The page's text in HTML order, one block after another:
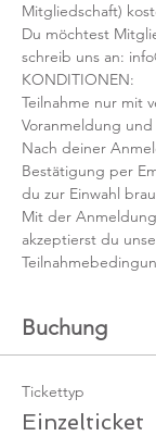
Mitgliedschaft)
Du möchtest
schreib uns an:
KONDITIONEN:
Teilnahme nur mit
Voranmeldung
Nach deiner
Bestätigung per
du zur Einwahl
Mit der
akzeptierst du
Buchung
Tickettyp
Einzelticket